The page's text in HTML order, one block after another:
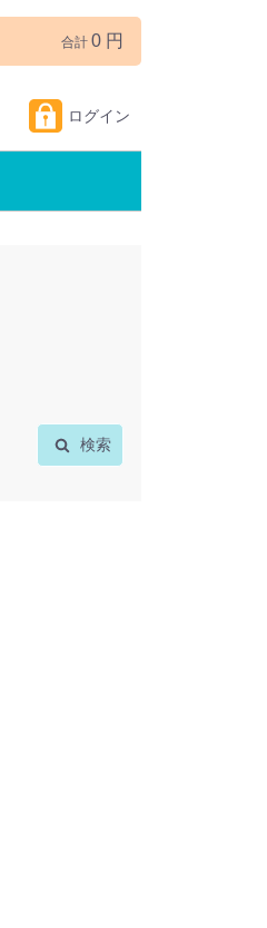
ログイン
合計 0 円
検索